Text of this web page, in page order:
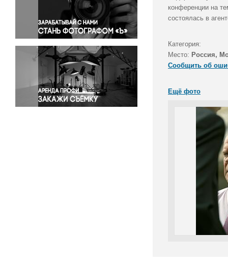
Правосудие
Происшествия и конфликты
Религия
Светская жизнь
Спорт
Экология
Экономика и бизнес
конференции на
состоялась в
Категория:
Место: Россия,
Сообщить об
Ещё фото